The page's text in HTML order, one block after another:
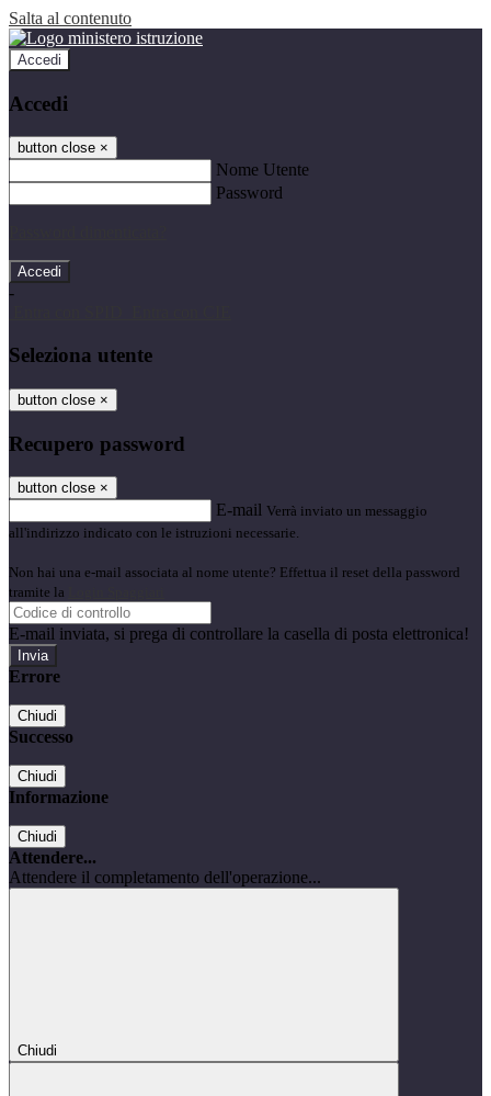
Salta al contenuto
Accedi
Accedi
button close ×
Nome Utente
Password
-
Seleziona utente
button close ×
Recupero password
button close ×
E-mail Verrà inviato un messaggio
all'indirizzo indicato con le istruzioni necessarie.
Non hai una e-mail associata al nome utente? Effettua il reset della password
tramite la
E-mail inviata, si prega di controllare la casella di posta elettronica!
Errore
Chiudi
Successo
Chiudi
Informazione
Chiudi
Attendere...
Attendere il completamento dell'operazione...
Chiudi